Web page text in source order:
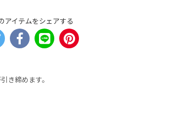
アイテムをシェアする
き締めます。